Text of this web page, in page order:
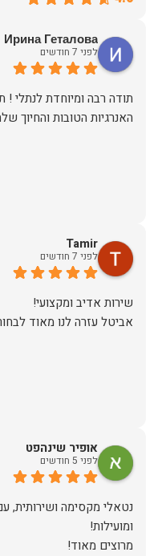
Ирина Геталова
לפני 7 חודשים
​תודה רבה ומיוחדת לנתלי !
האנרגיות הטובות והחיוך
Tamir
לפני 7 חודשים
אביטל עזרה לנו מאוד
אופיר שינהפט
לפני 5 חודשים
נטאלי מקסימה ושירותית,
מרוצים מאוד!